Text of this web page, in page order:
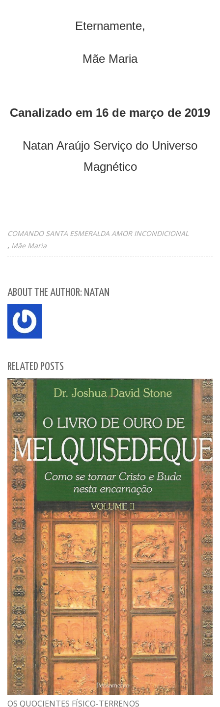
Eternamente,
Mãe Maria
Canalizado em 16 de março de 2019
Natan Araújo Serviço do Universo
Magnético
COMANDO SANTA ESMERALDA AMOR INCONDICIONAL
Mãe Maria
ABOUT THE AUTHOR: NATAN
RELATED POSTS
OS QUOCIENTES FÍSICO-TERRENOS